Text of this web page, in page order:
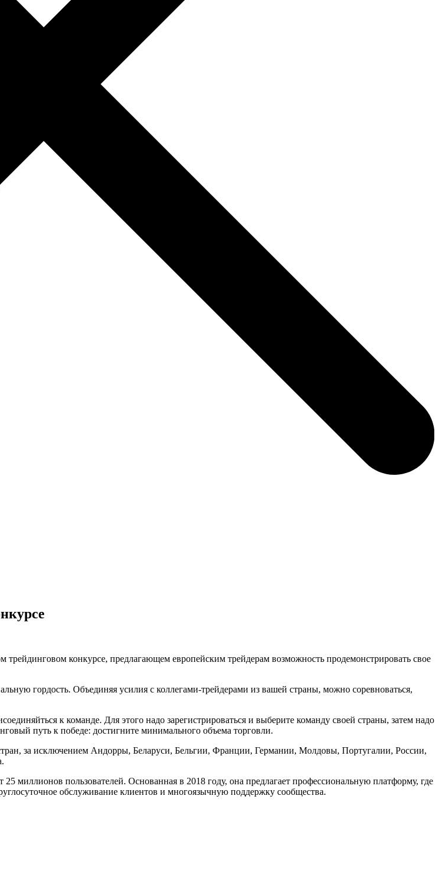
конкурсе, предлагающем европейским трейдерам возможность продемонстрировать свое
гордость. Объединяя усилия с коллегами-трейдерами из вашей страны, можно соревноваться,
к команде. Для этого надо зарегистрироваться и выберите команду своей страны, затем надо
путь к победе: достигните минимального объема торговли.
за исключением Андорры, Беларуси, Бельгии, Франции, Германии, Молдовы, Португалии, России,
миллионов пользователей. Основанная в 2018 году, она предлагает профессиональную платформу, где
обслуживание клиентов и многоязычную поддержку сообщества.